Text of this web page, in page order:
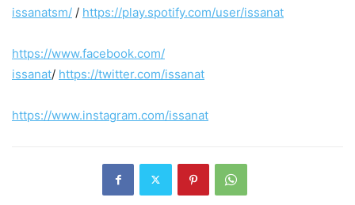
issanatsm/ / https://play.spotify.com/user/issanat
https://www.facebook.com/
issanat/ https://twitter.com/issanat
https://www.instagram.com/issanat